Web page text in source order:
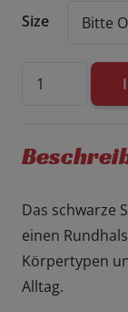
Size
Sourkrauts
Shirt
Querlenker
Schwarz
Menge
Das schwarze
einen
Körpertypen
Alltag.